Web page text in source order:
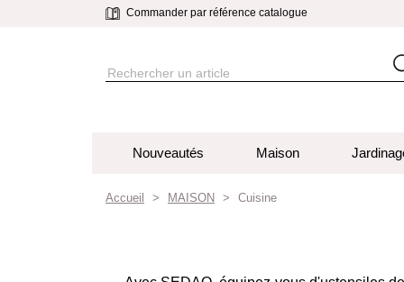
Commander par référence catalogue
Nouveautés Maison
Accueil MAISON Cuisine